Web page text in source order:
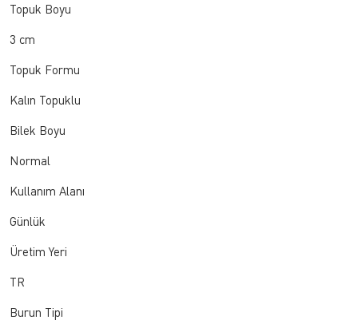
Topuk Boyu
3 cm
Topuk Formu
Kalın Topuklu
Bilek Boyu
Normal
Kullanım Alanı
Günlük
Üretim Yeri
TR
Burun Tipi